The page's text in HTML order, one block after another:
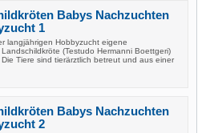
Babys Nachzuchten
1
langjährigen Hobbyzucht eigene
(Testudo Hermanni Boettgeri)
Tiere sind tierärztlich betreut und aus einer
Babys Nachzuchten
2